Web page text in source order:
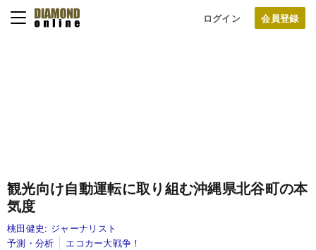
ログイン
観光向け自動運転に取り組む沖縄県北谷町の本
気度
桃田健史: ジャーナリスト
予測・分析
エコカー大戦争！